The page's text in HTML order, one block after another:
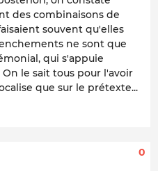
des combinaisons de
souvent qu'elles
ne sont que
qui s'appuie
le sait tous pour l'avoir
que sur le prétexte...
0